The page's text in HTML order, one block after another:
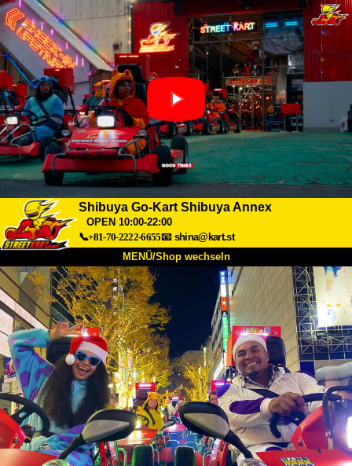
Shibuya Go-Kart Shibuya Annex
OPEN 10:00-22:00
📞+81-70-2222-6655📧 shina@kart.st
MENÜ/Shop wechseln
Über uns Spezifikationen Preise
Anfahrt Bewertungen FAQ
Unternehmen Buchung
Shop wechseln
Tokio Shinagawa Tokio Akihabara#1
Tokio Akihabara#2 Tokio Shibuya
Tokio Shibuya Annex Tokio Bucht